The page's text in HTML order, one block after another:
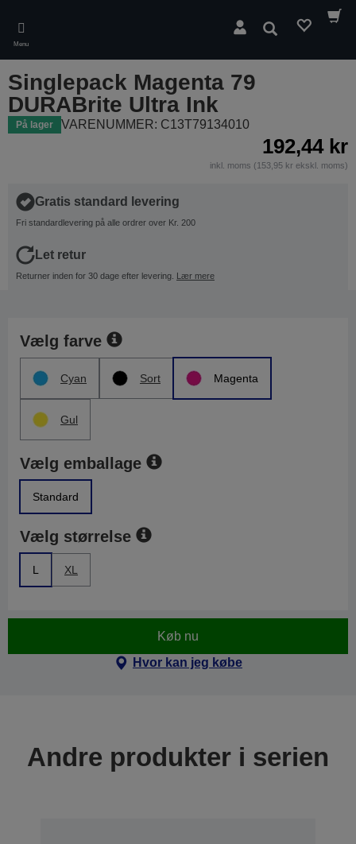
main
content
Menu
Søg
Singlepack Magenta 79
DURABrite Ultra Ink
På lager VARENUMMER: C13T79134010
192,44 kr
inkl. moms (153,95 kr ekskl. moms)
Gratis standard levering
Fri standardlevering på alle ordrer over Kr. 200
Let retur
Returner inden for 30 dage efter levering. Lær mere
Vælg farve
Cyan Sort Magenta
Gul
Vælg emballage
Standard
Vælg størrelse
L XL
Køb nu
Hvor kan jeg købe
Andre produkter i serien